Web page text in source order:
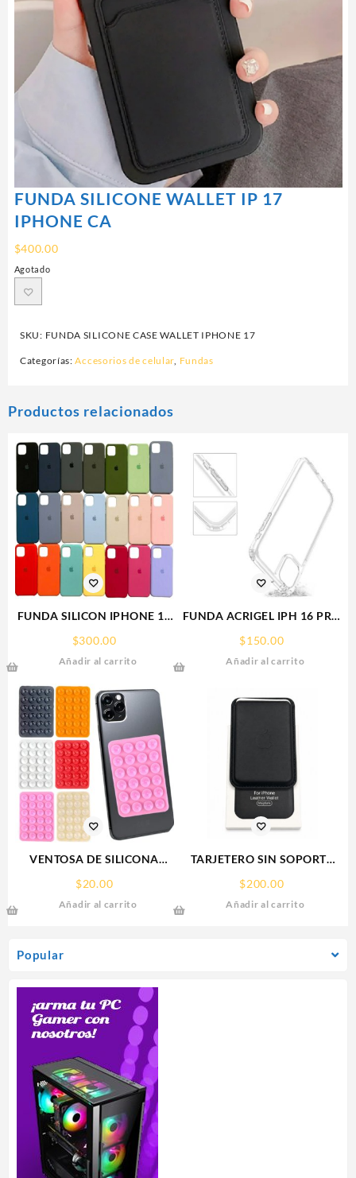
Popular
FUNDA SILICONE WALLET IP 17
IPHONE CA
$400.00
Agotado
SKU: FUNDA SILICONE CASE WALLET IPHONE 17
Categorías:Accesorios de celular, Fundas
Productos relacionados
FUNDA SILICON IPHONE 13
$300.00
Añadir al carrito
FUNDA ACRIGEL IPH 16 PRO
$150.00
Añadir al carrito
VENTOSA DE SILICONA
SOPORTE PARA CELULAR
$20.00
Añadir al carrito
TARJETERO SIN SOPORTE
MAGSAFE FOR IPHONE
LEATHER WALLET MAGSAFE
$200.00
Añadir al carrito